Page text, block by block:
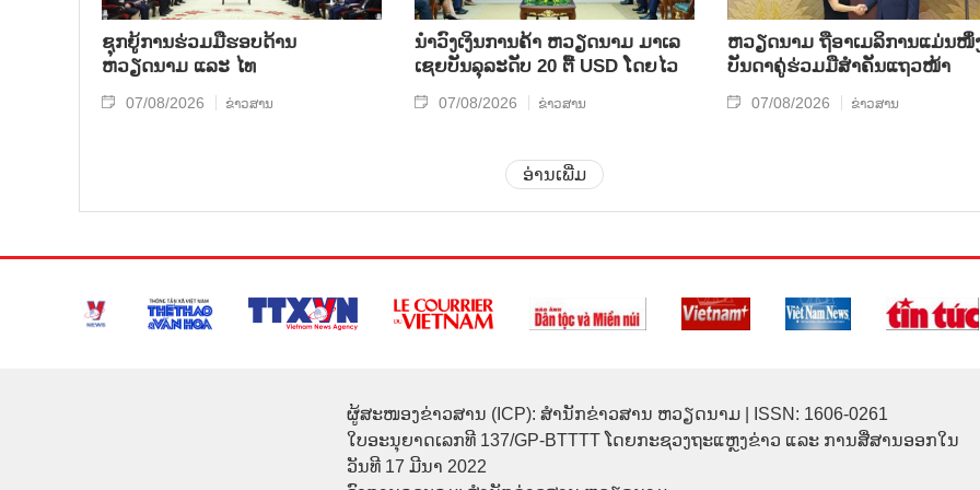
ຊຸກຍູ້ການຮ່ວມມືຮອບດ້ານ
ຫວຽດນາມ ແລະ ໄທ
07/08/2026 ຂ່າວສານ
ນຳ​ວົງ​ເງິນ​ການ​ຄ້າ ຫວຽດ​ນາມ ມາ​ເລ​
ເຊຍ​ບັນ​ລຸ​ລະ​ດັບ 20 ຕື້ USD ໂດຍ​ໄວ
07/08/2026 ຂ່າວສານ
ຫ​ວຽດ​ນາມ ຖື​ອາ​ເມ​ລິ​ການ​ແມ່ນ​ໜຶ່
ບັນ​ດາ​ຄູ່​ຮ່ວມ​ມື​ສຳ​ຄັນ​ແຖວ​ໜ້າ
07/08/2026 ຂ່າວສານ
ອ່ານເພີ່ມ
ຜູ້ສະໜອງຂ່າວສານ (ICP): ສຳນັກຂ່າວສານ ຫວຽດນາມ | ISSN: 1606-0261
ໃບອະນຸຍາດເລກທີ 137/GP-BTTTT ໂດຍກະຊວງຖະແຫຼງຂ່າວ ແລະ ການສື່ສານອອກໃນ
ວັນທີ 17 ມີນາ 2022